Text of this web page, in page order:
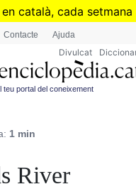
Vés
català, cada
te al butlletí de
Contacte Ajuda
Divulcat
teu portal del coneixement
1 min
River